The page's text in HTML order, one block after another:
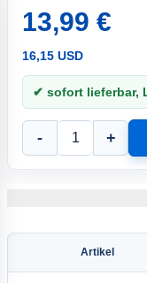
13,99 €
16,15 USD
✔ sofort lieferbar,
- +
Artikel